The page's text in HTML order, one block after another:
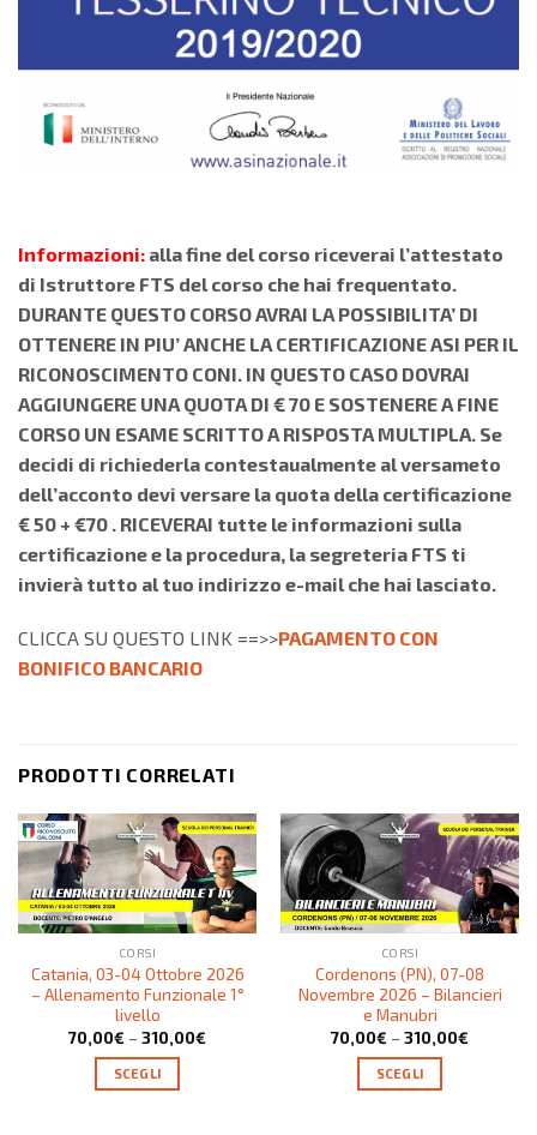
Informazioni: alla fine del corso riceverai l’attestato
di Istruttore FTS del corso che hai frequentato.
DURANTE QUESTO CORSO AVRAI LA POSSIBILITA’ DI
OTTENERE IN PIU’ ANCHE LA CERTIFICAZIONE ASI PER IL
RICONOSCIMENTO CONI. IN QUESTO CASO DOVRAI
AGGIUNGERE UNA QUOTA DI € 70 E SOSTENERE A FINE
CORSO UN ESAME SCRITTO A RISPOSTA MULTIPLA. Se
decidi di richiederla contestaualmente al versameto
dell’acconto devi versare la quota della certificazione
€ 50 + €70 . RICEVERAI tutte le informazioni sulla
certificazione e la procedura, la segreteria FTS ti
invierà tutto al tuo indirizzo e-mail che hai lasciato.
CLICCA SU QUESTO LINK ==>>PAGAMENTO CON
BONIFICO BANCARIO
PRODOTTI CORRELATI
CORSI
Catania, 03-04 Ottobre 2026
– Allenamento Funzionale 1°
livello
70,00€ – 310,00€
SCEGLI
CORSI
Cordenons (PN), 07-08
Novembre 2026 – Bilancieri
e Manubri
70,00€ – 310,00€
SCEGLI